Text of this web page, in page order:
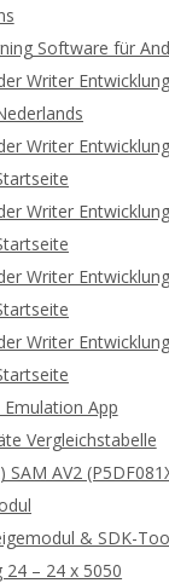
Software für
Writer
Writer
Writer
Writer
Writer
App
Vergleichstabelle
SAM AV2
& SDK-
24 – 24 x 5050